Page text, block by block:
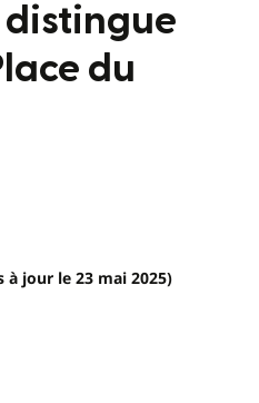
distingue
du
à jour le 23 mai 2025)